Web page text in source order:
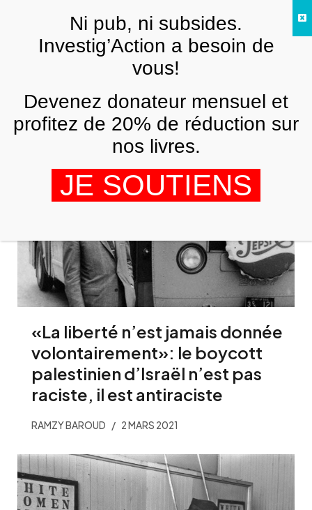
ségrégation raciale
«La liberté n’est jamais donnée
volontairement»: le boycott
palestinien d’Israël n’est pas
raciste, il est antiraciste
RAMZY BAROUD 2 MARS 2021
FRNi pub, ni subsides.
Investig’Action a besoin de
vous!
Devenez donateur mensuel et
profitez de 20% de réduction sur
nos livres.
JE SOUTIENS